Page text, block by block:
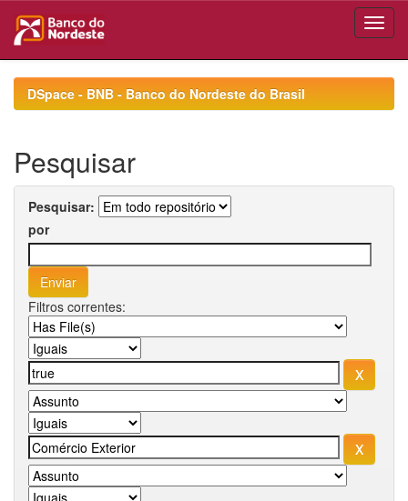
navigationDSpace - BNB - Banco do Nordeste do Brasil
Pesquisar
Pesquisar:
por
Filtros correntes: